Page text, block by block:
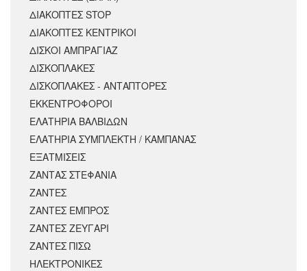
ΔΙΑΚΟΠΤΕΣ STOP
ΔΙΑΚΟΠΤΕΣ ΚΕΝΤΡΙΚΟΙ
ΔΙΣΚΟΙ ΑΜΠΡΑΓΙΑΖ
ΔΙΣΚΟΠΛΑΚΕΣ
ΔΙΣΚΟΠΛΑΚΕΣ - ΑΝΤΑΠΤΟΡΕΣ
ΕΚΚΕΝΤΡΟΦΟΡΟΙ
ΕΛΑΤΗΡΙΑ ΒΑΛΒΙΔΩΝ
ΕΛΑΤΗΡΙΑ ΣΥΜΠΛΕΚΤΗ / ΚΑΜΠΑΝΑΣ
ΕΞΑΤΜΙΣΕΙΣ
ΖΑΝΤΑΣ ΣΤΕΦΑΝΙΑ
ΖΑΝΤΕΣ
ΖΑΝΤΕΣ ΕΜΠΡΟΣ
ΖΑΝΤΕΣ ΖΕΥΓΑΡΙ
ΖΑΝΤΕΣ ΠΙΣΩ
ΗΛΕΚΤΡΟΝΙΚΕΣ